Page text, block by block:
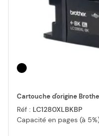
Cartouche d'origine
Réf : LC1280XLBKBP
Capacité en pages (à